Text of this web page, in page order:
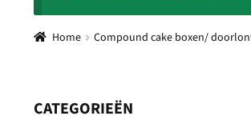
Home Compound cake boxen/
CATEGORIEËN